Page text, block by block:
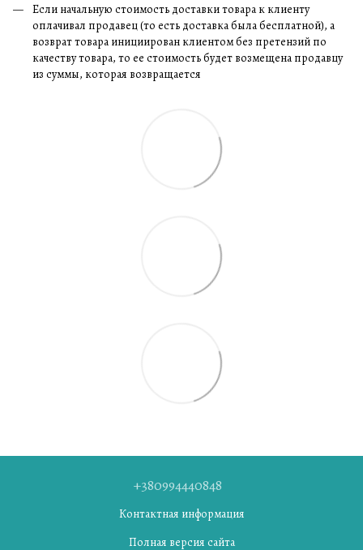
Если начальную стоимость доставки товара к клиенту
оплачивал продавец (то есть доставка была бесплатной), а
возврат товара инициирован клиентом без претензий по
качеству товара, то ее стоимость будет возмещена продавцу
из суммы, которая возвращается
+380994440848
Контактная информация
Полная версия сайта